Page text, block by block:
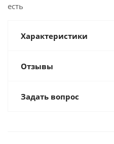
есть
Характеристики
Отзывы
Задать вопрос